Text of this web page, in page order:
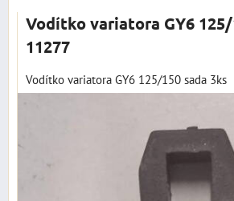
Vodítko variatora GY6 125/
11277
Vodítko variatora GY6 125/150 sada 3ks